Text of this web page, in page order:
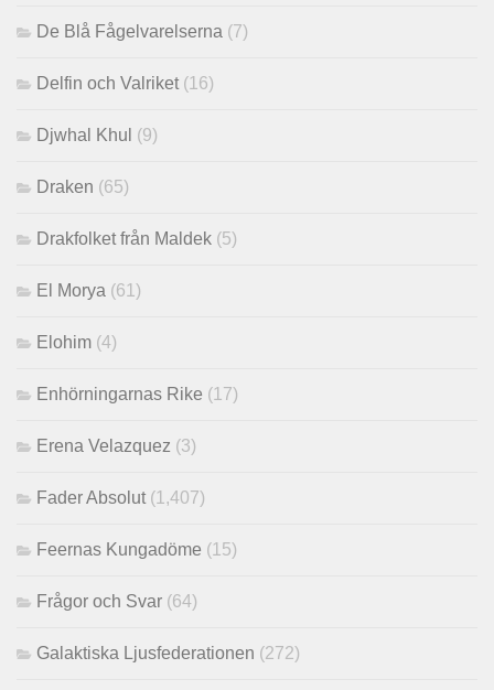
De Blå Fågelvarelserna (7)
Delfin och Valriket (16)
Djwhal Khul (9)
Draken (65)
Drakfolket från Maldek (5)
El Morya (61)
Elohim (4)
Enhörningarnas Rike (17)
Erena Velazquez (3)
Fader Absolut (1,407)
Feernas Kungadöme (15)
Frågor och Svar (64)
Galaktiska Ljusfederationen (272)